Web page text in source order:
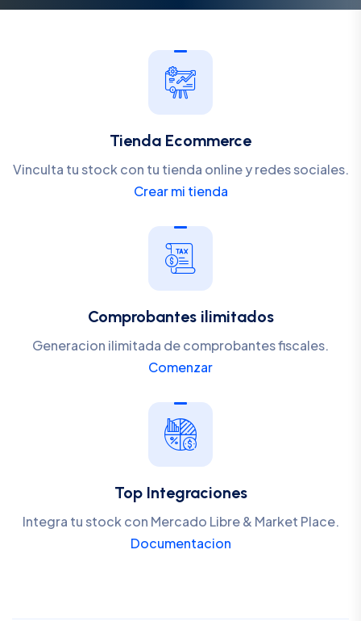
Tienda Ecommerce
Vinculta tu stock con tu tienda online y redes sociales.
Crear mi tienda
Comprobantes ilimitados
Generacion ilimitada de comprobantes fiscales.
Comenzar
Top Integraciones
Integra tu stock con Mercado Libre & Market Place.
Documentacion